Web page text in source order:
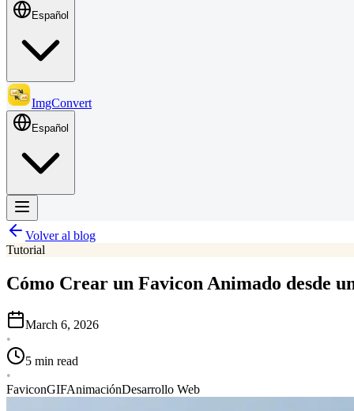
Español
ImgConvert
Español
Volver al blog
Tutorial
Cómo Crear un Favicon Animado desde
March 6, 2026
•
5 min read
•
FaviconGIFAnimaciónDesarrollo Web